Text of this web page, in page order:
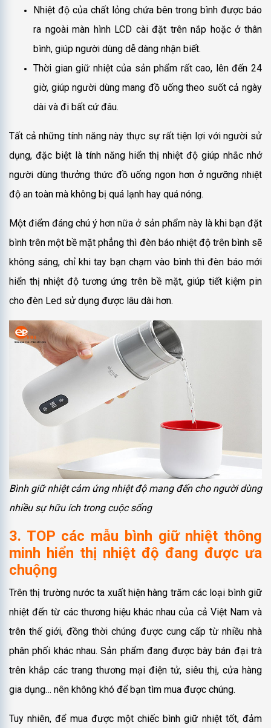
Nhiệt độ của chất lỏng chứa bên trong bình được báo
ra ngoài màn hình LCD cài đặt trên nắp hoặc ở thân
bình, giúp người dùng dễ dàng nhận biết.
Thời gian giữ nhiệt của sản phẩm rất cao, lên đến 24
giờ, giúp người dùng mang đồ uống theo suốt cả ngày
dài và đi bất cứ đâu.
Tất cả những tính năng này thực sự rất tiện lợi với người sử
dụng, đặc biệt là tính năng hiển thị nhiệt độ giúp nhắc nhở
người dùng thưởng thức đồ uống ngon hơn ở ngưỡng nhiệt
độ an toàn mà không bị quá lạnh hay quá nóng.
Một điểm đáng chú ý hơn nữa ở sản phẩm này là khi bạn đặt
bình trên một bề mặt phẳng thì đèn báo nhiệt độ trên bình sẽ
không sáng, chỉ khi tay bạn chạm vào bình thì đèn báo mới
hiển thị nhiệt độ tương ứng trên bề mặt, giúp tiết kiệm pin
cho đèn Led sử dụng được lâu dài hơn.
Bình giữ nhiệt cảm ứng nhiệt độ mang đến cho người dùng
nhiều sự hữu ích trong cuộc sống
3. TOP các mẫu bình giữ nhiệt thông
minh hiển thị nhiệt độ đang được ưa
chuộng
Trên thị trường nước ta xuất hiện hàng trăm các loại bình giữ
nhiệt đến từ các thương hiệu khác nhau của cả Việt Nam và
trên thế giới, đồng thời chúng được cung cấp từ nhiều nhà
phân phối khác nhau. Sản phẩm đang được bày bán đại trà
trên khắp các trang thương mại điện tử, siêu thị, cửa hàng
gia dụng… nên không khó để bạn tìm mua được chúng.
Tuy nhiên, để mua được một chiếc bình giữ nhiệt tốt, đảm